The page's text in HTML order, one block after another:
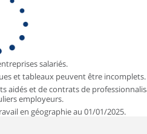
salariés.
et tableaux peuvent être incomplets.
aidés et de contrats de
employeurs.
en géographie au 01/01/2025.